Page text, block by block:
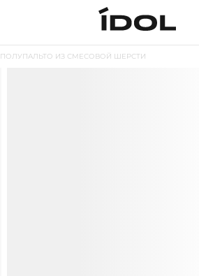
ПОЛУПАЛЬТО ИЗ СМЕСОВОЙ ШЕРСТИ